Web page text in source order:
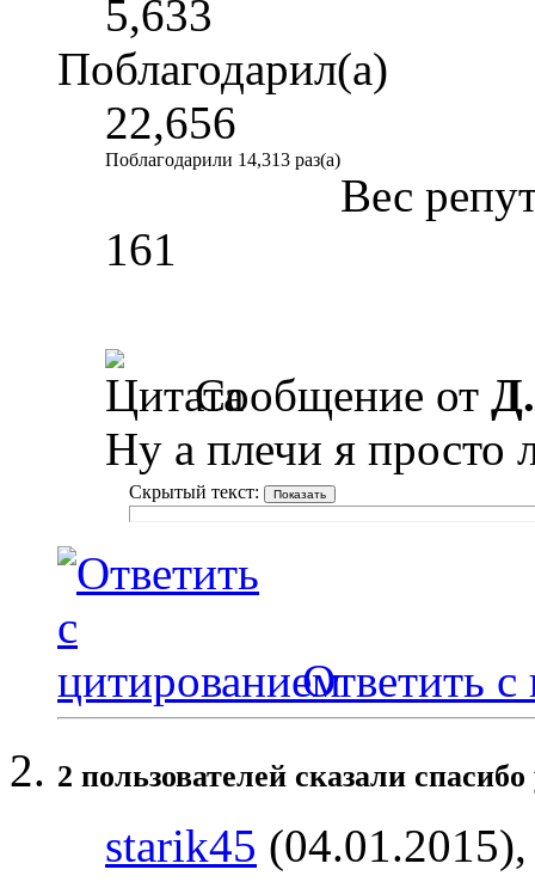
5,633
Поблагодарил(а)
22,656
Поблагодарили 14,313 раз(а)
Вес
161
Сообщение от
Ну а плечи я просто
Скрытый текст:
Ответить с
2 пользователей сказали
starik45